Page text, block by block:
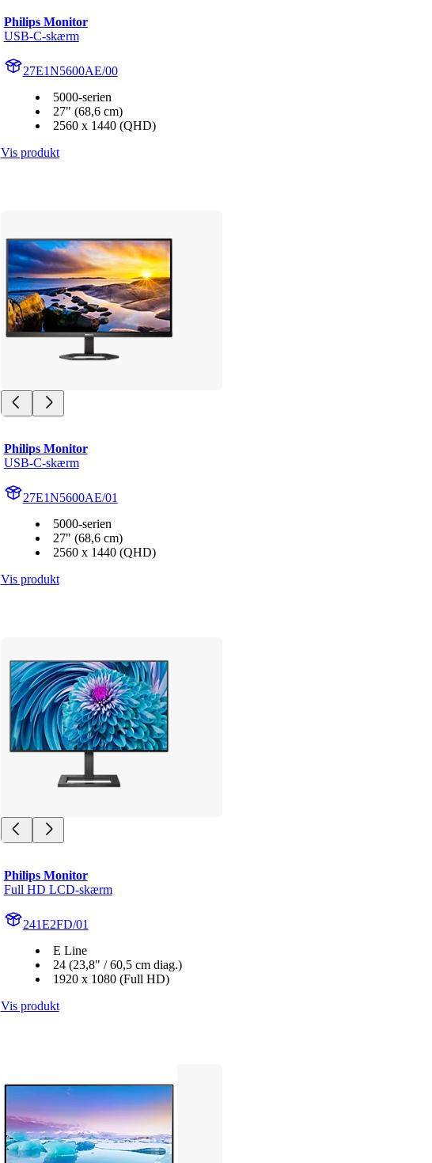
Philips Monitor
USB-C-skærm
27E1N5600AE/00
5000-serien
27" (68,6 cm)
2560 x 1440 (QHD)
Vis produkt
Philips Monitor
USB-C-skærm
27E1N5600AE/01
5000-serien
27" (68,6 cm)
2560 x 1440 (QHD)
Vis produkt
Philips Monitor
Full HD LCD-skærm
241E2FD/01
E Line
24 (23,8" / 60,5 cm diag.)
1920 x 1080 (Full HD)
Vis produkt